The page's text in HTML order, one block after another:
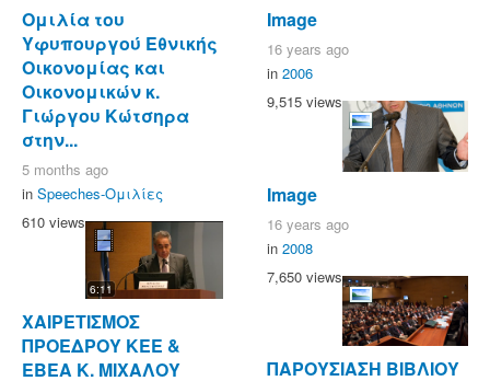
Ομιλία του
Υφυπουργού Εθνικής
Οικονομίας και
Οικονομικών κ.
Γιώργου Κώτσηρα
στην...
5 months ago
in Speeches-Ομιλίες
610 views
6:11
ΧΑΙΡΕΤΙΣΜΟΣ
ΠΡΟΕΔΡΟΥ ΚΕΕ &
ΕΒΕΑ Κ. ΜΙΧΑΛΟΥ
Image
16 years ago
in 2006
9,515 views
Image
16 years ago
in 2008
7,650 views
ΠΑΡΟΥΣΙΑΣΗ ΒΙΒΛΙΟΥ